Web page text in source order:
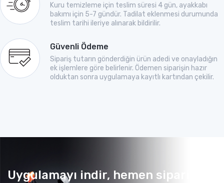
Kuru temizleme için teslim süresi 4 gün, ayakkabı
bakımı için 5-7 gündür. Tadilat eklenmesi durumunda
teslim tarihi ileriye alınarak bildirilir.
Güvenli Ödeme
Sipariş tutarın gönderdiğin ürün adedi ve onayladığın
ek işlemlere göre belirlenir. Ödemen siparişin hazır
olduktan sonra uygulamaya kayıtlı kartından çekilir.
Uygulamayı indir, hemen sipariş